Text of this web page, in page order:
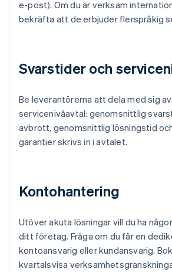
e-post). Om du är verksam
bekräfta att de erbjuder flerspråkig
Svarstider och
Be leverantörerna att dela med sig
servicenivåavtal: genomsnittlig
avbrott, genomsnittlig lösningstid
garantier skrivs in i avtalet.
Kontohantering
Utöver akuta lösningar vill du ha
ditt företag. Fråga om du får en
kontoansvarig eller kundansvarig.
kvartalsvisa